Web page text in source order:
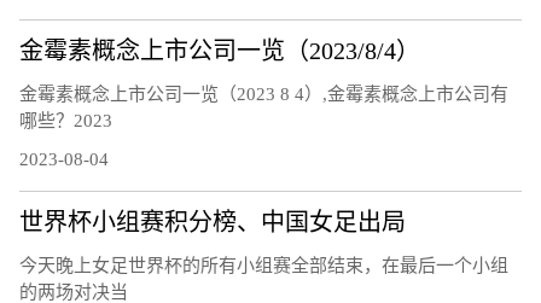
金霉素概念上市公司一览（2023/8/4）
金霉素概念上市公司一览（2023 8 4）,金霉素概念上市公司有
哪些？2023
2023-08-04
世界杯小组赛积分榜、中国女足出局
今天晚上女足世界杯的所有小组赛全部结束，在最后一个小组
的两场对决当